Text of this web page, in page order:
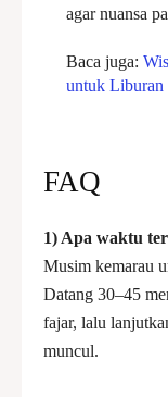
agar nuansa
Baca juga:
untuk Liburan
FAQ
1) Apa waktu
Musim kemarau
Datang 30–45
fajar, lalu
muncul.